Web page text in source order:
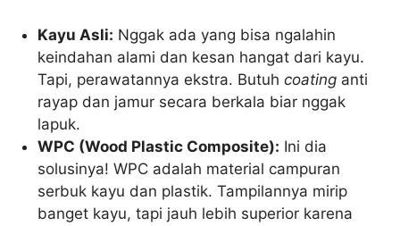
Kayu Asli: Nggak ada yang bisa ngalahin
keindahan alami dan kesan hangat dari kayu.
Tapi, perawatannya ekstra. Butuhcoating anti
rayap dan jamur secara berkala biar nggak
lapuk.
WPC (Wood Plastic Composite): Ini dia
solusinya! WPC adalah material campuran
serbuk kayu dan plastik. Tampilannya mirip
banget kayu, tapi jauh lebih superior karena